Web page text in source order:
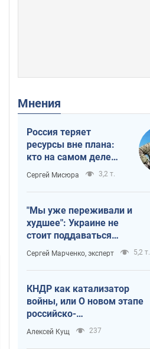
Мнения
Россия теряет
ресурсы вне плана:
кто на самом деле
диктует темп войны
Сергей Мисюра 3,2 т.
"Мы уже переживали и
худшее": Украине не
стоит поддаваться
отчаянию из-за
ракетного террора
Сергей Марченко, эксперт 5,2 т.
КНДР как катализатор
войны, или О новом этапе
российско-
северокорейского союза
Алексей Кущ 237